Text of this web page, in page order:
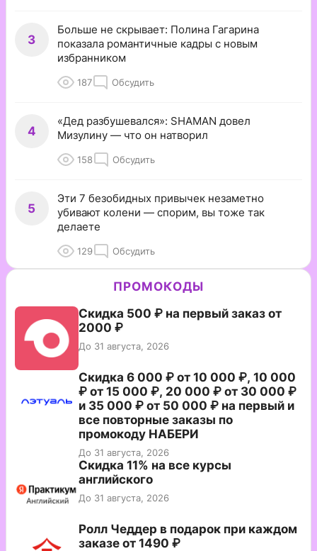
3
Больше не скрывает: Полина Гагарина
показала романтичные кадры с новым
избранником
187 Обсудить
4
«Дед разбушевался»: SHAMAN довел
Мизулину — что он натворил
158 Обсудить
5
Эти 7 безобидных привычек незаметно
убивают колени — спорим, вы тоже так
делаете
129 Обсудить
ПРОМОКОДЫ
Скидка 500 ₽ на первый заказ от
2000 ₽
До 31 августа, 2026
Скидка 6 000 ₽ от 10 000 ₽, 10 000
₽ от 15 000 ₽, 20 000 ₽ от 30 000 ₽
и 35 000 ₽ от 50 000 ₽ на первый и
все повторные заказы по
промокоду НАБЕРИ
До 31 августа, 2026
Скидка 11% на все курсы
английского
До 31 августа, 2026
Ролл Чеддер в подарок при каждом
заказе от 1490 ₽